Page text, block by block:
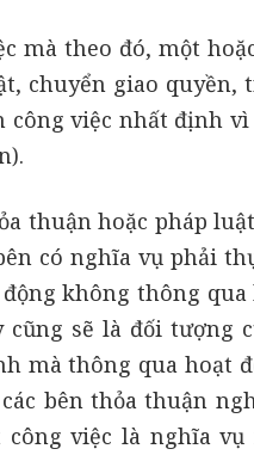
mà theo đó, một
chuyển giao
công việc nhất định
thuận hoặc pháp
có nghĩa vụ phải
không thông
cũng sẽ là đối tượng
mà thông qua hoạt
bên thỏa thuận
việc là nghĩa